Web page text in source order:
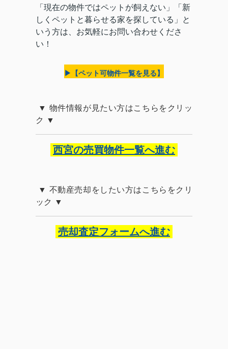
「現在の物件ではペットが飼えない」「新
しくペットと暮らせる家を探している」と
いう方は、お気軽にお問い合わせくださ
い！
▶【ペット可物件一覧を見る】
物件情報が見たい方はこちらをクリッ
ク
西宮の売買物件一覧へ進む
不動産売却をしたい方はこちらをクリ
ック
売却査定フォームへ進む